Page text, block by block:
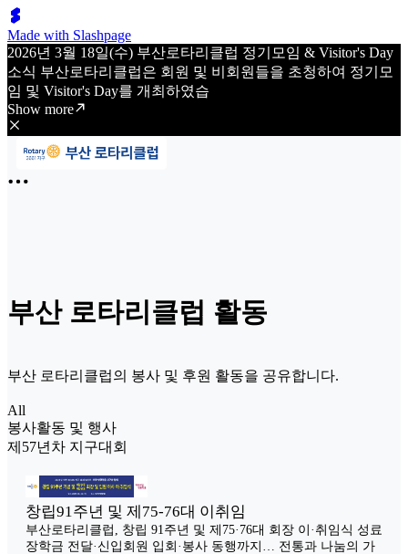
Made with Slashpage
2026년 3월 18일(수) 부산로타리클럽 정기모임 & Visitor's Day
소식 부산로타리클럽은 회원 및 비회원들을 초청하여 정기모
임 및 Visitor's Day를 개최하였습
Show more
부산 로타리클럽 활동
부산 로타리클럽의 봉사 및 후원 활동을 공유합니다.
All
봉사활동 및 행사
제57년차 지구대회
창립91주년 및 제75-76대 이취임
부산로타리클럽, 창립 91주년 및 제75·76대 회장 이·취임식 성료
장학금 전달·신입회원 입회·봉사 동행까지… 전통과 나눔의 가